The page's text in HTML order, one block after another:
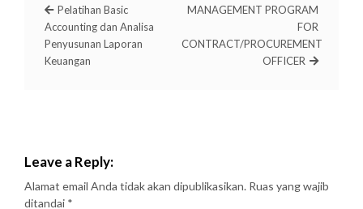
Pelatihan Basic
Accounting dan Analisa
Penyusunan Laporan
Keuangan
MANAGEMENT PROGRAM
FOR
CONTRACT/PROCUREMENT
OFFICER
Leave a Reply:
Alamat email Anda tidak akan dipublikasikan. Ruas yang wajib
ditandai *